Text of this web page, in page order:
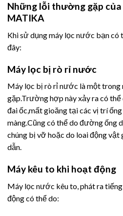
Những lỗi thường gặp
MATIKA
Khi sử dụng máy lọc nước bạn có
đây:
Máy lọc bị rò rỉ nước
Máy lọc bị rò rỉ nước là một
gặp.Trường hợp này xảy ra có
đai ốc,mất gioăng tại các vị trí
màng.Cũng có thể do đường ống
chúng bị vỡ hoặc do loai động
dẫn.
Máy kêu to khi hoạt động
Máy lọc nước kêu to, phát ra
động có thể do: